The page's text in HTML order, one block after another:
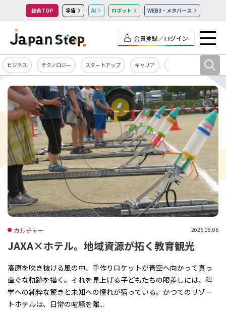
総合TOP 宇宙 AI ロボット WEB3・メタバース
会員登録／ログイン
ビジネス テクノロジー スタートアップ キャリア
カルチャー 2026.08.06
JAXA×ホテル。地域資源が拓く教育観光
高原を吹き抜ける風の中、手作りロケットが青空へ向かって真っ
直ぐな軌跡を描く。それを見上げる子どもたちの眼差しには、科
学への純粋な驚きと未知への憧れが宿っている。かつてのリゾー
トホテルは、日常の喧騒を離...